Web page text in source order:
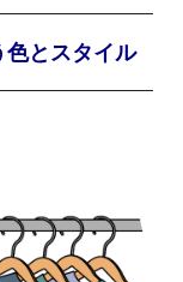
色とスタイル